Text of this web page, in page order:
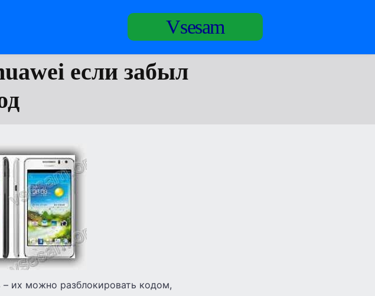
Vsesam
если забыл
их можно разблокировать кодом,